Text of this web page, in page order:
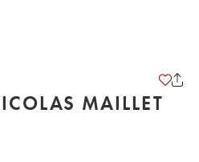
MAILLET